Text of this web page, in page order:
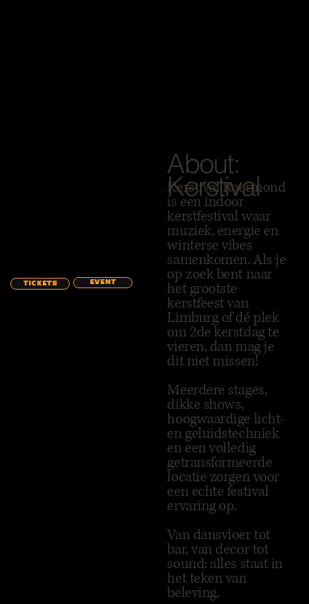
TICKETS EVENT
Kerstival Roermond
is een indoor
kerstfestival waar
muziek, energie en
winterse vibes
samenkomen. Als je
op zoek bent naar
het grootste
kerstfeest van
Limburg of dé plek
om 2de kerstdag te
vieren, dan mag je
dit niet missen!
Meerdere stages,
dikke shows,
hoogwaardige licht-
en geluidstechniek
en een volledig
getransformeerde
locatie zorgen voor
een echte festival
ervaring op.
Van dansvloer tot
bar, van decor tot
sound: alles staat in
het teken van
beleving.
About:
Kerstival